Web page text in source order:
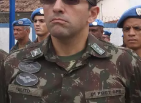
Dia Internacional do